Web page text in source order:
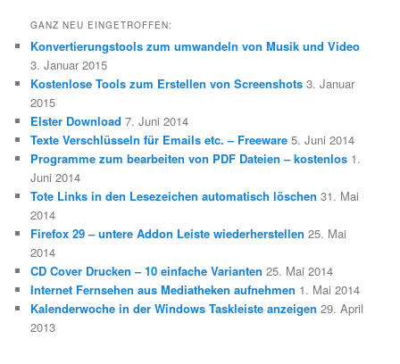
GANZ NEU EINGETROFFEN:
Konvertierungstools zum umwandeln von Musik und Video
3. Januar 2015
Kostenlose Tools zum Erstellen von Screenshots 3. Januar
2015
Elster Download 7. Juni 2014
Texte Verschlüsseln für Emails etc. – Freeware 5. Juni 2014
Programme zum bearbeiten von PDF Dateien – kostenlos 1.
Juni 2014
Tote Links in den Lesezeichen automatisch löschen 31. Mai
2014
Firefox 29 – untere Addon Leiste wiederherstellen 25. Mai
2014
CD Cover Drucken – 10 einfache Varianten 25. Mai 2014
Internet Fernsehen aus Mediatheken aufnehmen 1. Mai 2014
Kalenderwoche in der Windows Taskleiste anzeigen 29. April
2013